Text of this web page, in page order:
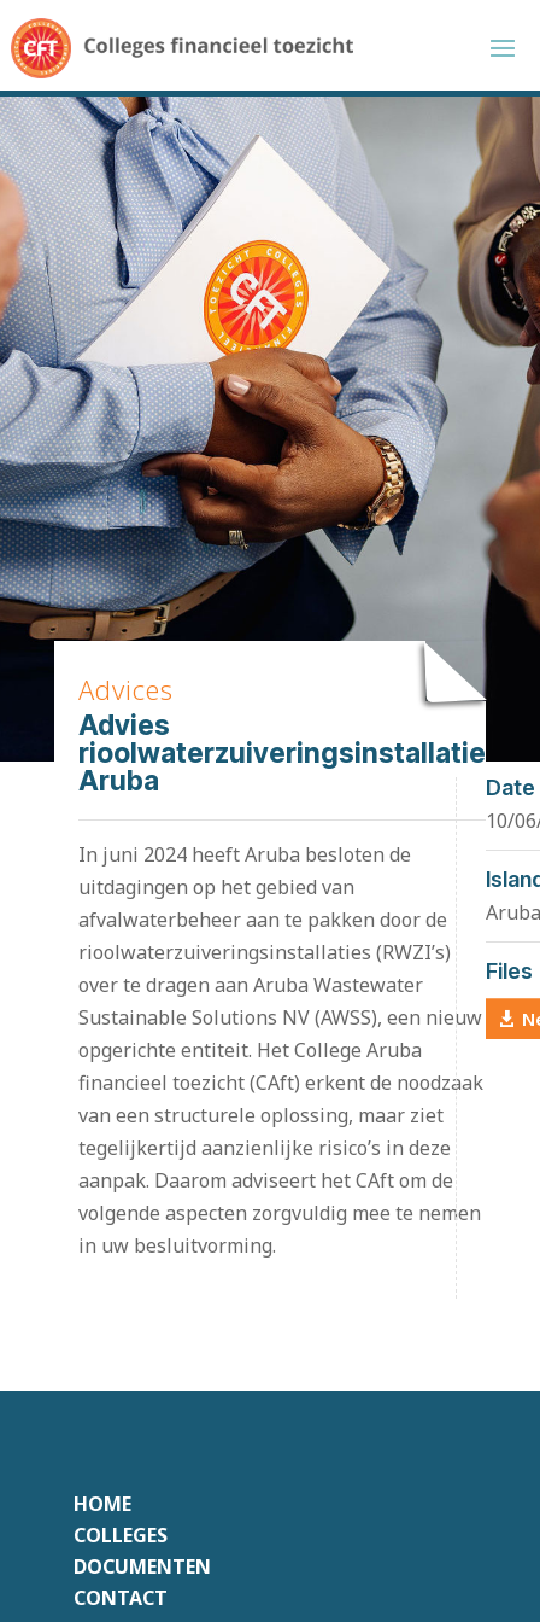
Advices
Advies
rioolwaterzuiveringsinstallatie
Aruba
In juni 2024 heeft Aruba besloten de
uitdagingen op het gebied van
afvalwaterbeheer aan te pakken door de
rioolwaterzuiveringsinstallaties (RWZI’s)
over te dragen aan Aruba Wastewater
Sustainable Solutions NV (AWSS), een nieuw
opgerichte entiteit. Het College Aruba
financieel toezicht (CAft) erkent de noodzaak
van een structurele oplossing, maar ziet
tegelijkertijd aanzienlijke risico’s in deze
aanpak. Daarom adviseert het CAft om de
volgende aspecten zorgvuldig mee te nemen
in uw besluitvorming.
Date
10/
Aruba
Files
HOME
COLLEGES
DOCUMENTEN
CONTACT